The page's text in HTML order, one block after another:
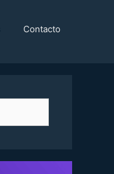
Contacto